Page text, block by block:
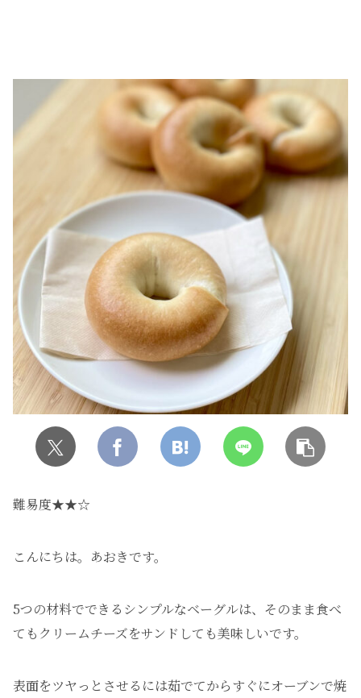
難易度★★☆
こんにちは。あおきです。
5つの材料でできるシンプルなベーグルは、そのまま食べ
てもクリームチーズをサンドしても美味しいです。
表面をツヤっとさせるには茹でてからすぐにオーブンで焼